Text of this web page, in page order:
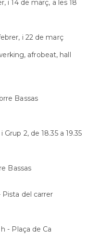
i 14 de març, a les 18
i 22 de març
afrobeat, hall
Bassas
2, de 18.35 a 19.35
Bassas
Pista del carrer
- Plaça de Ca